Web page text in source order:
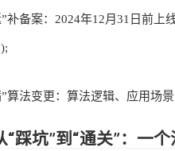
备案：2024年12月31日前上线
法变更：算法逻辑、应用场景
坑”到“通关”：一个